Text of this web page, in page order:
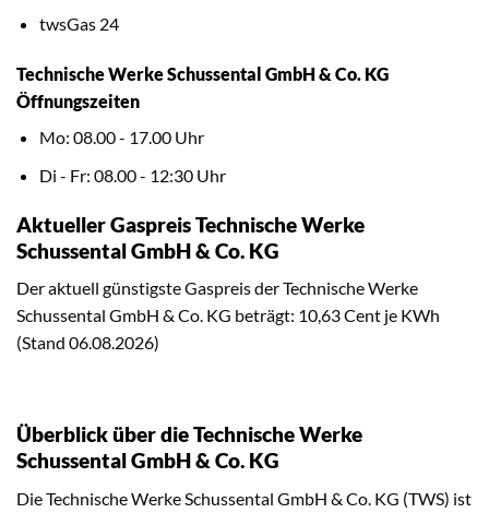
twsGas 24
Technische Werke Schussental GmbH & Co. KG
Öffnungszeiten
Mo: 08.00 - 17.00 Uhr
Di - Fr: 08.00 - 12:30 Uhr
Aktueller Gaspreis Technische Werke
Schussental GmbH & Co. KG
Der aktuell günstigste Gaspreis der Technische Werke
Schussental GmbH & Co. KG beträgt: 10,63 Cent je KWh
(Stand 06.08.2026)
Überblick über die Technische Werke
Schussental GmbH & Co. KG
Die Technische Werke Schussental GmbH & Co. KG (TWS) ist